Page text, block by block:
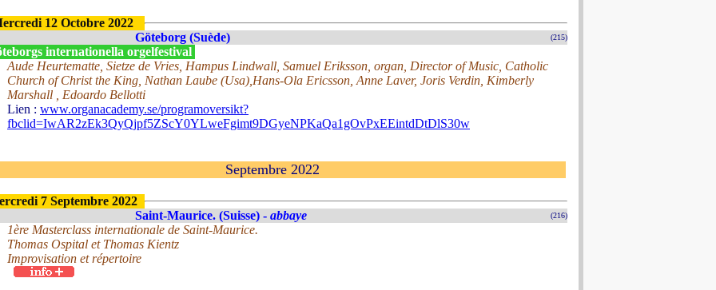
12 Octobre 2022
Göteborg (Suède)
(215)
internationella orgelfestival
Aude Heurtematte, Sietze de Vries, Hampus Lindwall, Samuel Eriksson, organ, Director of Music, Catholic
Church of Christ the King, Nathan Laube (Usa),Hans-Ola Ericsson, Anne Laver, Joris Verdin, Kimberly
Marshall , Edoardo Bellotti
Lien : www.organacademy.se/programoversikt?
fbclid=IwAR2zEk3QyQjpf5ZScY0YLweFgimt9DGyeNPKaQa1gOvPxEEintdDtDlS30w
Septembre 2022
7 Septembre 2022
Saint-Maurice. (Suisse) - abbaye (216)
1ère Masterclass internationale de Saint-Maurice.
Thomas Ospital et Thomas Kientz
Improvisation et répertoire